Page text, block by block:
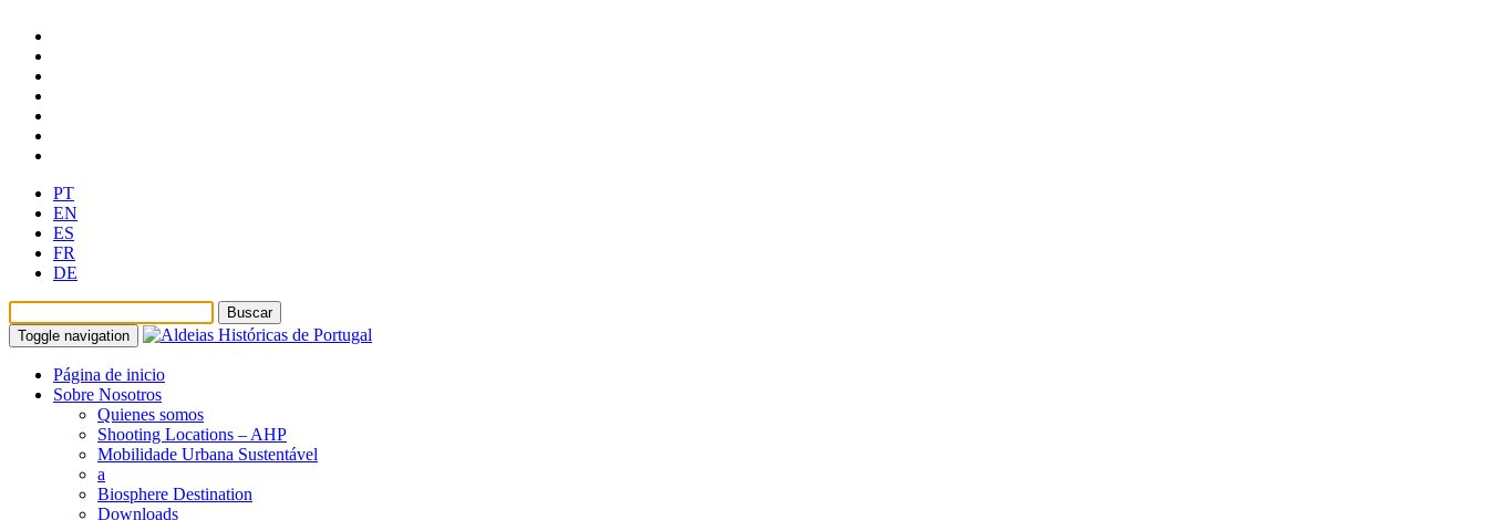
PT
EN
ES
FR
DE
Toggle navigation
Página de inicio
Sobre Nosotros
Quienes somos
Shooting Locations – AHP
Mobilidade Urbana Sustentável
a
Biosphere Destination
Downloads